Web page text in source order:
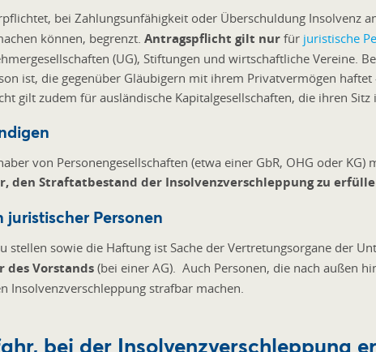
bei Zahlungsunfähigkeit oder Überschuldung Insolvenz
können, begrenzt. Antragspflicht gilt nur für juristische
(UG), Stiftungen und wirtschaftliche Vereine.
ist, die gegenüber Gläubigern mit ihrem Privatvermögen
gilt zudem für ausländische Kapitalgesellschaften, die ihren Sitz
von Personengesellschaften (etwa einer GbR, OHG oder KG)
den Straftatbestand der Insolvenzverschleppung zu
Personen
stellen sowie die Haftung ist Sache der Vertretungsorgane der
des Vorstands (bei einer AG). Auch Personen, die nach außen
Insolvenzverschleppung strafbar machen.
bei der Insolvenzverschleppung